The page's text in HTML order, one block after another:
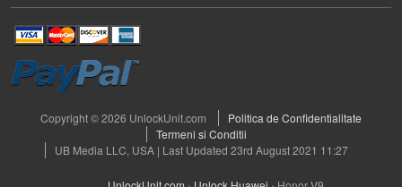
Copyright © 2026 UnlockUnit.com
Politica de Confidentialitate
Termeni si Conditii
UB Media LLC, USA | Last Updated 23rd August 2021 11:27